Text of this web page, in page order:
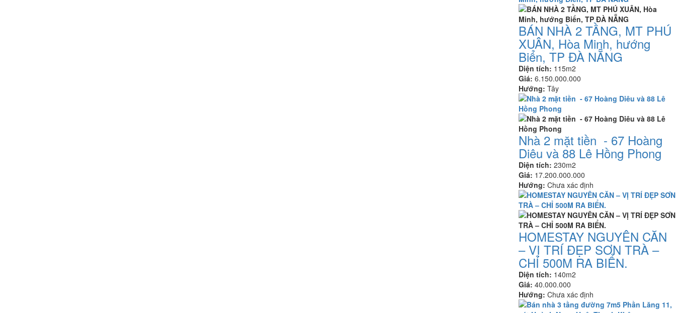
BÁN NHÀ 2 TẦNG, MT PHÚ
XUÂN, Hòa Minh, hướng
Biển, TP ĐÀ NẴNG
Diện tích: 115m2
Giá: 6.150.000.000
Hướng: Tây
Nhà 2 mặt tiền - 67 Hoàng
Diêu và 88 Lê Hồng Phong
Diện tích: 230m2
Giá: 17.200.000.000
Hướng: Chưa xác định
HOMESTAY NGUYÊN CĂN
– VỊ TRÍ ĐẸP SƠN TRÀ –
CHỈ 500M RA BIỂN.
Diện tích: 140m2
Giá: 40.000.000
Hướng: Chưa xác định